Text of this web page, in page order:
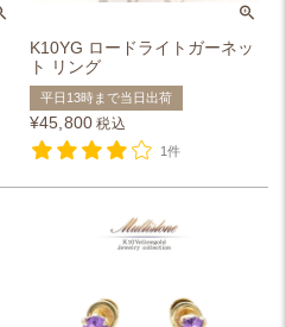
K10YG ロードライトガーネッ
ト リング
平日13時まで当日出荷
¥45,800 税込
1件